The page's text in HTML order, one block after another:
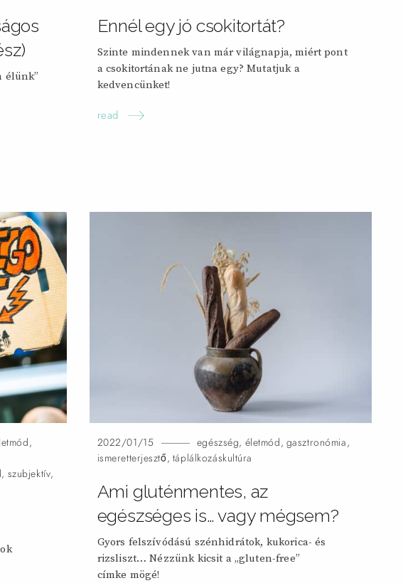
élünk”
Ennél egy jó csokitortát?
Szinte mindennek van már világnapja, miért pont
a csokitortának ne jutna egy? Mutatjuk a
kedvencünket!
read
,
, szubjektív,
2022/01/15 egészség, életmód, gasztronómia,
ismeretterjesztő, táplálkozáskultúra
Ami gluténmentes, az
egészséges is… vagy mégsem?
Gyors felszívódású szénhidrátok, kukorica- és
rizsliszt… Nézzünk kicsit a „gluten-free”
címke mögé!